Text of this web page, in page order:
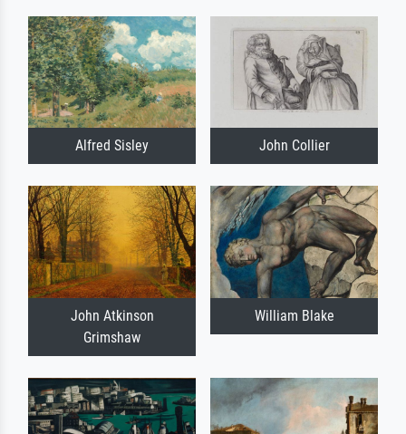
Alfred Sisley John Collier
John Atkinson
Grimshaw
William Blake